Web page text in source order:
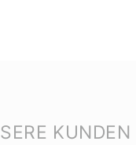
KUNDEN